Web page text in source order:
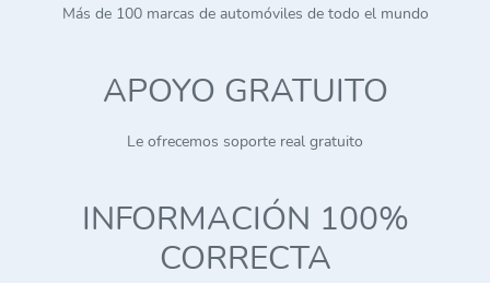
Más de 100 marcas de automóviles de todo el mundo
APOYO GRATUITO
Le ofrecemos soporte real gratuito
INFORMACIÓN 100%
CORRECTA